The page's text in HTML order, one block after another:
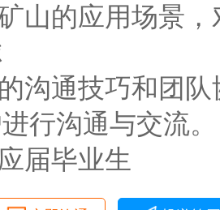
山的应用场景
沟通技巧和团
行沟通与交流。
届毕业生